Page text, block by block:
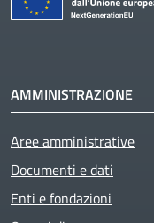
AMMINISTRAZIONE
Aree amministrative
Documenti e dati
Enti e fondazioni